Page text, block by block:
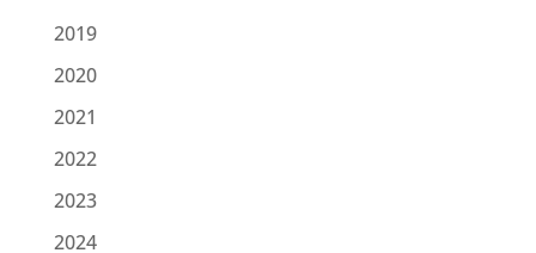
2019
2020
2021
2022
2023
2024